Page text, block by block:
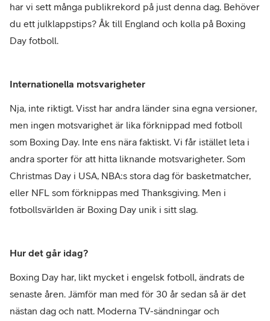
har vi sett många publikrekord på just denna dag. Behöver
du ett julklappstips? Åk till England och kolla på Boxing
Day fotboll.
Internationella motsvarigheter
Nja, inte riktigt. Visst har andra länder sina egna versioner,
men ingen motsvarighet är lika förknippad med fotboll
som Boxing Day. Inte ens nära faktiskt. Vi får istället leta i
andra sporter för att hitta liknande motsvarigheter. Som
Christmas Day i USA, NBA:s stora dag för basketmatcher,
eller NFL som förknippas med Thanksgiving. Men i
fotbollsvärlden är Boxing Day unik i sitt slag.
Hur det går idag?
Boxing Day har, likt mycket i engelsk fotboll, ändrats de
senaste åren. Jämför man med för 30 år sedan så är det
nästan dag och natt. Moderna TV-sändningar och